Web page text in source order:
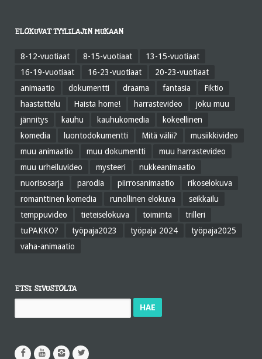
ELOKUVAT TYYLILAJIN MUKAAN
8-12-vuotiaat 8-15-vuotiaat
13-15-vuotiaat
16-19-vuotiaat
16-23-vuotiaat
20-23-vuotiaat
animaatio
dokumentti draama fantasia
Fiktio
haastattelu
Haista home! harrastevideo
joku muu
jännitys
kauhu kauhukomedia
kokeellinen
komedia
luontodokumentti Mitä välii?
musiikkivideo
muu animaatio
muu dokumentti
muu harrastevideo
muu urheiluvideo
mysteeri
nukkeanimaatio
nuorisosarja
parodia piirrosanimaatio
rikoselokuva
romanttinen komedia
runollinen elokuva
seikkailu
temppuvideo
tieteiselokuva toiminta
trilleri
tuPAKKO?
työpaja2023 työpaja 2024
työpaja2025
vaha-animaatio
ETSI SIVUSTOLTA